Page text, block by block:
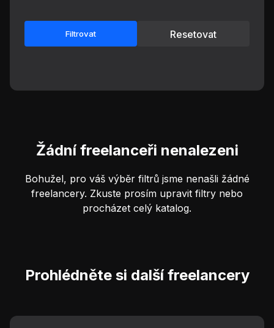
Filtrovat Resetovat
Žádní freelanceři nenalezeni
Bohužel, pro váš výběr filtrů jsme nenašli žádné
freelancery. Zkuste prosím upravit filtry nebo
procházet celý katalog.
Prohlédněte si další freelancery